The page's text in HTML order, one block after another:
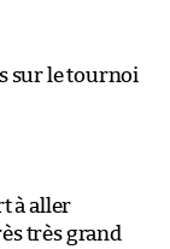
sur le tournoi
à aller
très grand